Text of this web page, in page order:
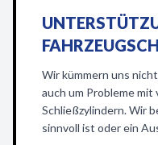
Wir kümmern uns
auch um Probleme
Schließzylindern. Wir
sinnvoll ist oder ein